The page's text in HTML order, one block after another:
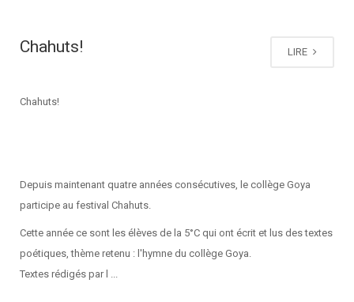
LIRE
Chahuts!
Chahuts!
Depuis maintenant quatre années consécutives, le collège Goya
participe au festival Chahuts.
Cette année ce sont les élèves de la 5°C qui ont écrit et lus des textes
poétiques, thème retenu : l'hymne du collège Goya.
Textes rédigés par l ...